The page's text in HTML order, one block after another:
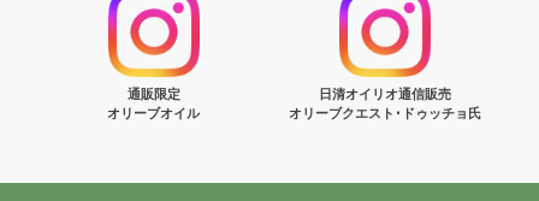
通販限定
オリーブオイル
日清オイリオ通信販売
オリーブクエスト･ドゥッチョ氏